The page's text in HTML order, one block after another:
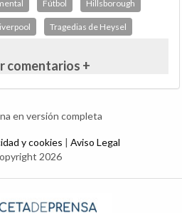
Fútbol Hillsborough
Tragedias de Heysel
comentarios +
en versión completa
y cookies | Aviso Legal
2026